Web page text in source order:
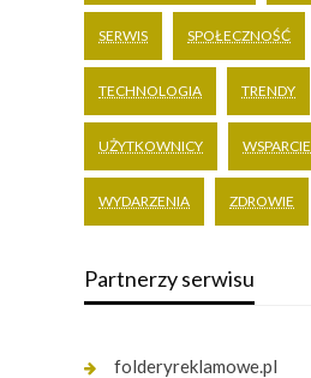
SERWIS SPOŁECZNOŚĆ
TECHNOLOGIA TRENDY
UŻYTKOWNICY WSPARCIE
WYDARZENIA ZDROWIE
Partnerzy serwisu
folderyreklamowe.pl